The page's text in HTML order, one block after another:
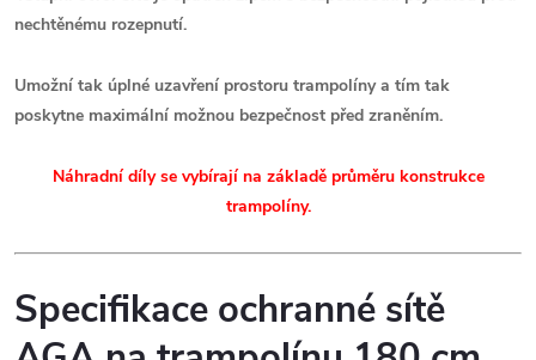
nechtěnému rozepnutí.
Umožní tak úplné uzavření prostoru trampolíny a tím tak
poskytne maximální možnou bezpečnost před zraněním.
Náhradní díly se vybírají na základě průměru konstrukce
trampolíny.
Specifikace ochranné sítě